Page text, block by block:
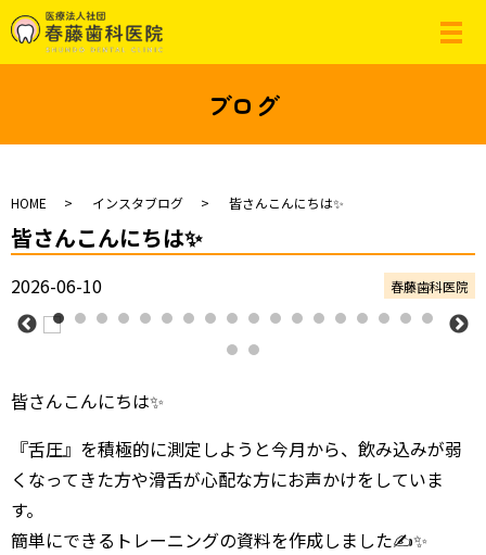
ブログ
HOME インスタブログ 皆さんこんにちは✨
皆さんこんにちは✨
2026-06-10 春藤歯科医院
皆さんこんにちは✨
『舌圧』を積極的に測定しようと今月から、飲み込みが弱
くなってきた方や滑舌が心配な方にお声かけをしていま
す。
簡単にできるトレーニングの資料を作成しました✍️✨